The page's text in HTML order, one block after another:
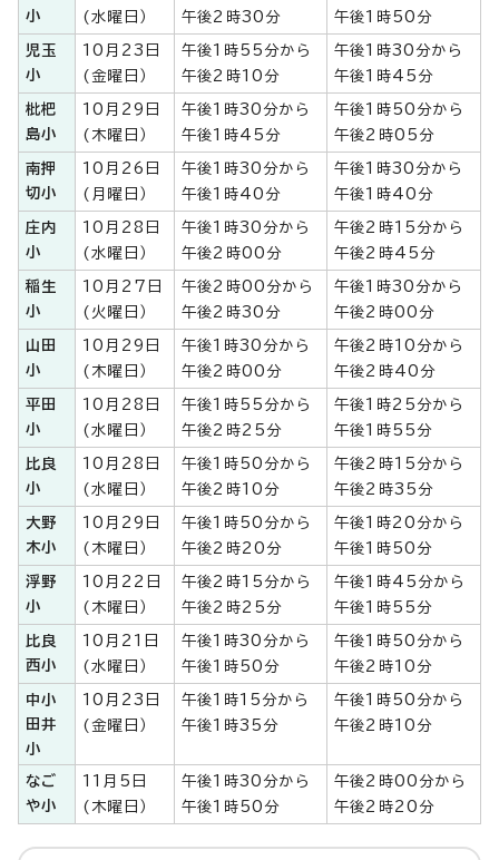
小
(水曜日）
午後2時30分
午後1時50分
児玉
小
10月23日
(金曜日）
午後1時55分から
午後2時10分
午後1時30分から
午後1時45分
枇杷
島小
10月29日
(木曜日）
午後1時30分から
午後1時45分
午後1時50分から
午後2時05分
南押
切小
10月26日
(月曜日）
午後1時30分から
午後1時40分
午後1時30分から
午後1時40分
庄内
小
10月28日
(水曜日）
午後1時30分から
午後2時00分
午後2時15分から
午後2時45分
稲生
小
10月27日
(火曜日）
午後2時00分から
午後2時30分
午後1時30分から
午後2時00分
山田
小
10月29日
(木曜日）
午後1時30分から
午後2時00分
午後2時10分から
午後2時40分
平田
小
10月28日
(水曜日）
午後1時55分から
午後2時25分
午後1時25分から
午後1時55分
比良
小
10月28日
(水曜日）
午後1時50分から
午後2時10分
午後2時15分から
午後2時35分
大野
木小
10月29日
(木曜日）
午後1時50分から
午後2時20分
午後1時20分から
午後1時50分
浮野
小
10月22日
(木曜日）
午後2時15分から
午後2時25分
午後1時45分から
午後1時55分
比良
西小
10月21日
(水曜日）
午後1時30分から
午後1時50分
午後1時50分から
午後2時10分
中小
田井
小
10月23日
(金曜日）
午後1時15分から
午後1時35分
午後1時50分から
午後2時10分
なご
や小
11月5日
(木曜日）
午後1時30分から
午後1時50分
午後2時00分から
午後2時20分